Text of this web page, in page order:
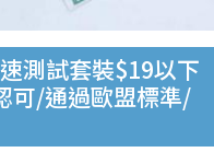
測試套裝$19以下
可/通過歐盟標準/